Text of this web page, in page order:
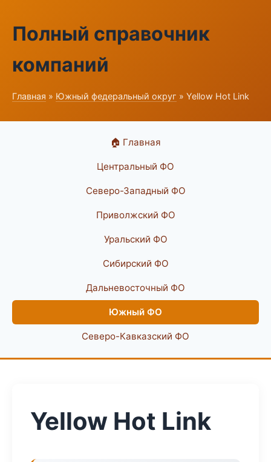
Полный справочник
компаний
Главная » Южный федеральный округ » Yellow Hot Link
🏠 Главная
Центральный ФО
Северо-Западный ФО
Приволжский ФО
Уральский ФО
Сибирский ФО
Дальневосточный ФО
Южный ФО
Северо-Кавказский ФО
Yellow Hot Link